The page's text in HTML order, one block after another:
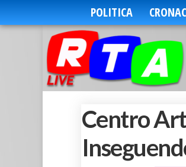
POLITICA
Centro